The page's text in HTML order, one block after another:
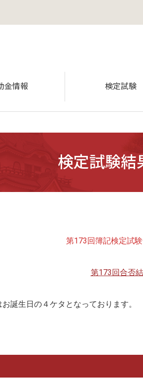
金情報 検定試験
検定試験結
第173回簿記検定試
第173回合否
誕生日の４ケタとなっております。